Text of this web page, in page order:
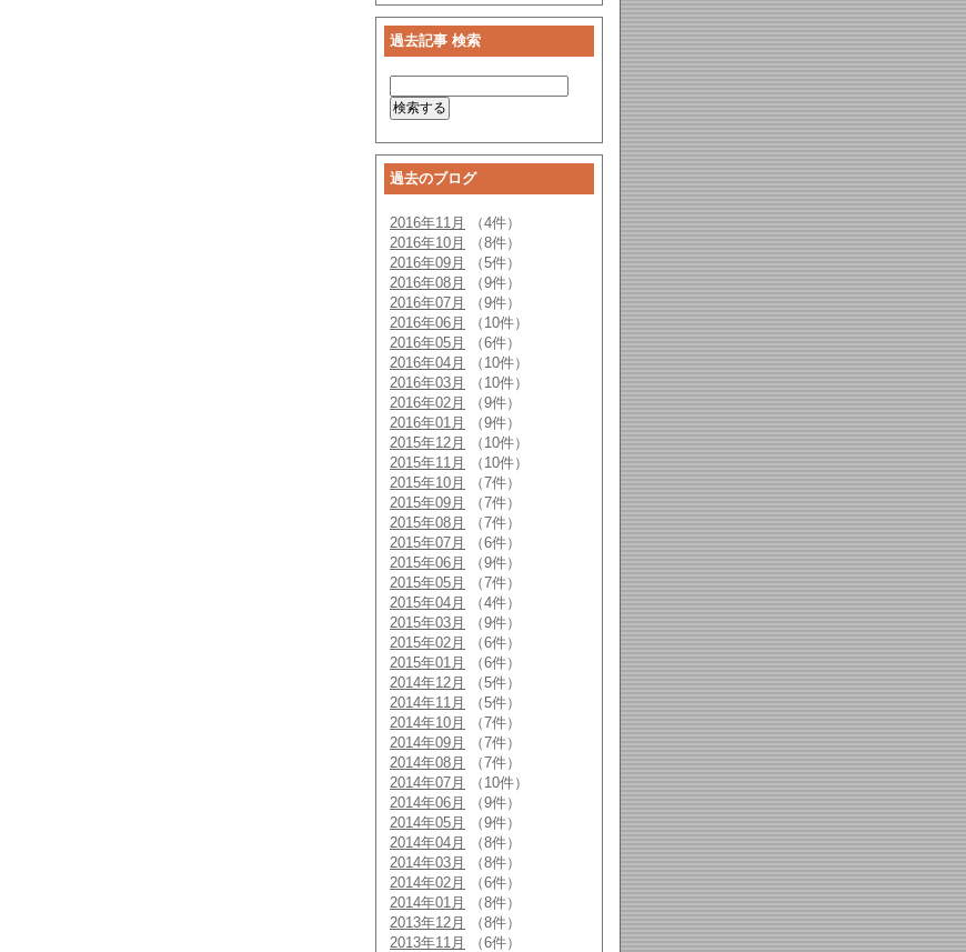
過去記事 検索
過去のブログ
2016年11月
（4件）
2016年10月
（8件）
2016年09月
（5件）
2016年08月
（9件）
2016年07月
（9件）
2016年06月
（10件）
2016年05月
（6件）
2016年04月
（10件）
2016年03月
（10件）
2016年02月
（9件）
2016年01月
（9件）
2015年12月
（10件）
2015年11月
（10件）
2015年10月
（7件）
2015年09月
（7件）
2015年08月
（7件）
2015年07月
（6件）
2015年06月
（9件）
2015年05月
（7件）
2015年04月
（4件）
2015年03月
（9件）
2015年02月
（6件）
2015年01月
（6件）
2014年12月
（5件）
2014年11月
（5件）
2014年10月
（7件）
2014年09月
（7件）
2014年08月
（7件）
2014年07月
（10件）
2014年06月
（9件）
2014年05月
（9件）
2014年04月
（8件）
2014年03月
（8件）
2014年02月
（6件）
2014年01月
（8件）
2013年12月
（8件）
2013年11月
（6件）